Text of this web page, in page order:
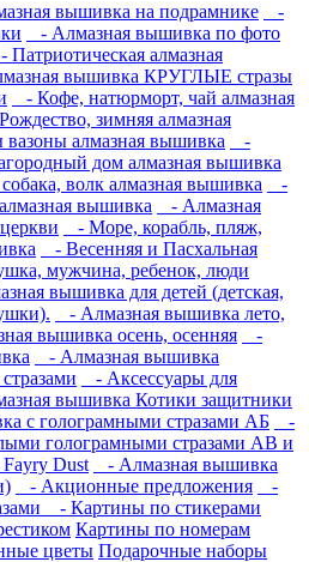
вышивка на подрамнике
-
- Алмазная вышивка по фото
Патриотическая алмазная
вышивка КРУГЛЫЕ стразы
- Кофе, натюрморт, чай алмазная
зимняя алмазная
алмазная вышивка
-
дом алмазная вышивка
волк алмазная вышивка
-
вышивка
- Алмазная
- Море, корабль, пляж,
- Весенняя и Пасхальная
мужчина, ребенок, люди
вышивка для детей (детская,
- Алмазная вышивка лето,
вышивка осень, осенняя
-
- Алмазная вышивка
- Аксессуары для
вышивка Котики защитники
с голограмными стразами АБ
-
голограмными стразами AB и
Fayry Dust
- Алмазная вышивка
- Акционные предложения
-
- Картины по стикерами
Картины по номерам
цветы Подарочные наборы